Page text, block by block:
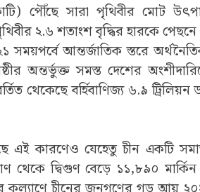
পৌঁছে সারা পৃথিবীর মোট
২.৬ শতাংশ বৃদ্ধির হারকে পেছনে
আন্তর্জাতিক স্তরে
অন্তর্ভুক্ত সমস্ত দেশের
থেকেছে বর্হিবাণিজ্য ৬.৯
কারণেও যেহেতু চীন একটি
থেকে দ্বিগুণ বেড়ে ১১,৮৯০ মার্কিন